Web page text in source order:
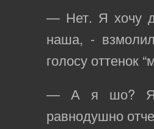
— Нет. Я хочу
наша, -
голосу оттенок
— А я шо? Я
равнодушно